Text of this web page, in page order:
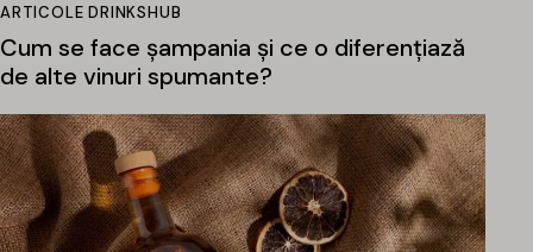
ARTICOLE DRINKSHUB
Cum se face șampania și ce o diferențiază
de alte vinuri spumante?